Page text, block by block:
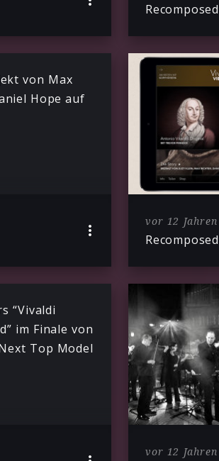
Recomposed
von Max
Hope auf
vor 12 Jahren
Recomposed
“Vivaldi
im Finale von
Top Model
vor 12 Jahren